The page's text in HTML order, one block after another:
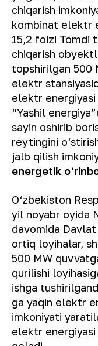
chiqarish
kombinat elektr
15,2 foizi Tomdi
chiqarish
topshirilgan 500
elektr
elektr energiyasi
“Yashil
sayin oshirib
reytingini
jalb qilish
energetik
O‘zbekiston
yil noyabr oyida
davomida
ortiq loyihalar,
500 MW
qurilishi
ishga
ga yaqin elektr
imkoniyati
elektr energiyasi